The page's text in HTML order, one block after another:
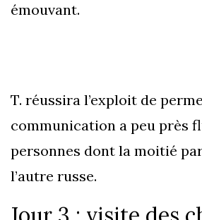
émouvant.
T. réussira l’exploit de
communication a peu près
personnes dont la moitié
l’autre russe.